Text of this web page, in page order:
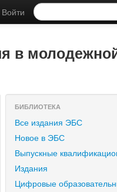
Войти
в
БИБЛИОТЕКА
Все издания ЭБС
Новое в ЭБС
Выпускные
Издания
Цифровые